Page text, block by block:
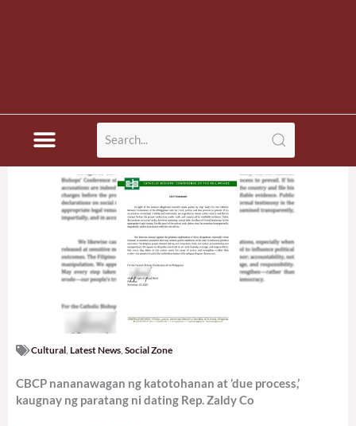
Cultural Latest News Social Zone
CBCP nananawagan ng katotohanan at ‘due process,’
kaugnay ng paratang ni dating Rep. Zaldy Co